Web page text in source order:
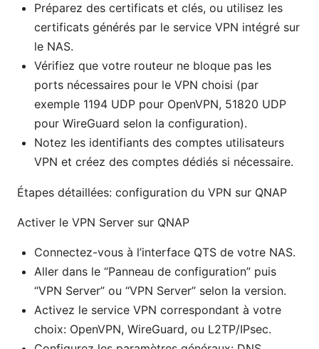
Préparez des certificats et clés, ou utilisez les
certificats générés par le service VPN intégré sur
le NAS.
Vérifiez que votre routeur ne bloque pas les
ports nécessaires pour le VPN choisi (par
exemple 1194 UDP pour OpenVPN, 51820 UDP
pour WireGuard selon la configuration).
Notez les identifiants des comptes utilisateurs
VPN et créez des comptes dédiés si nécessaire.
Étapes détaillées: configuration du VPN sur QNAP
Activer le VPN Server sur QNAP
Connectez-vous à l’interface QTS de votre NAS.
Aller dans le “Panneau de configuration” puis
“VPN Server” ou “VPN Server” selon la version.
Activez le service VPN correspondant à votre
choix: OpenVPN, WireGuard, ou L2TP/IPsec.